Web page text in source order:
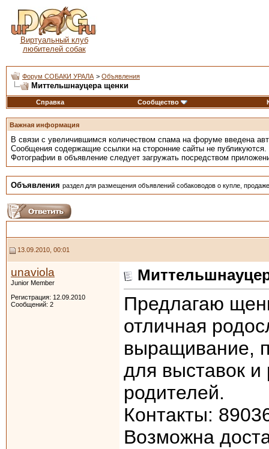
Виртуальный клуб
любителей собак
Форум СОБАКИ УРАЛА > Объявления
Миттельшнауцера щенки
Справка Сообщество
Важная информация
В связи с увеличившимся количеством спама на форуме введена
Сообщения содержащие ссылки на сторонние сайты не публикуются.
Фотографии в объявление следует загружать посредством
Объявления раздел для размещения объявлений собаководов о купле,
13.09.2010, 00:01
unaviola
Junior Member
Регистрация: 12.09.2010
Сообщений: 2
Предлагаю
отличная
выращивание,
для выставок и
родителей.
Контакты:
Возможна